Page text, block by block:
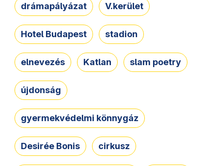
drámapályázat V.kerület
Hotel Budapest stadion
elnevezés Katlan slam poetry
újdonság
gyermekvédelmi könnygáz
Desirée Bonis cirkusz